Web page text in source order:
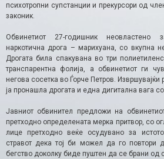
психотропни супстанции и прекурсори од
законик.
Обвинетиот 27-годишник неовластено
наркотична дрога – марихуана, со вкупна
Дрогата била спакувана во три
транспарентна фолија, а обвинетиот ги
негова сосетка во Ѓорче Петров. Извршувајќи
ја пронашла дрогата и една дигитална вага
Јавниот обвинител предложи на
претходно определената мерка притвор, со
лице претходно веќе осудувано за
стравот дека тој би можел да го
бегство доколку биде пуштен да се брани од